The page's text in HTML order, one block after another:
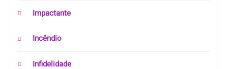
Impactante
Incêndio
Infidelidade